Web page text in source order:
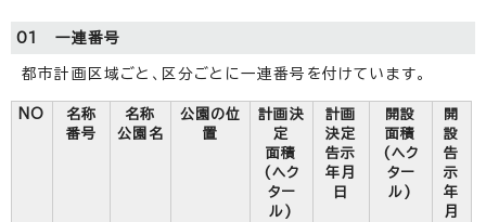
01 一連番号
都市計画区域ごと、区分ごとに一連番号を付けています。
NO
名称
番号
名称
公園名
公園の位
置
計画決
定
面積
(ヘク
ター
ル)
計画
決定
告示
年月
日
開設
面積
(ヘク
ター
ル)
開
設
告
示
年
月